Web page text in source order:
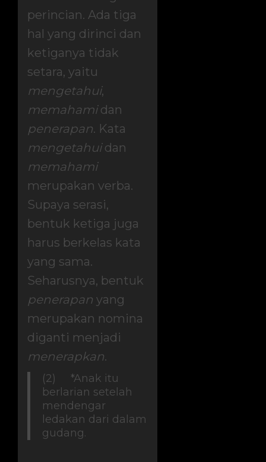
perincian. Ada tiga
hal yang dirinci dan
ketiganya tidak
setara, yaitu
mengetahui,
memahamidan
penerapan. Kata
mengetahuidan
memahami
merupakan verba.
Supaya serasi,
bentuk ketiga juga
harus berkelas kata
yang sama.
Seharusnya, bentuk
penerapan yang
merupakan nomina
diganti menjadi
menerapkan.
(2) *Anak itu
berlarian setelah
mendengar
ledakan dari dalam
gudang.